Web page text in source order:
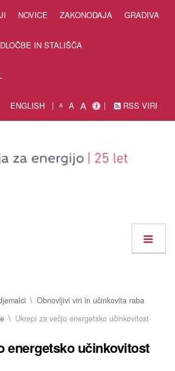
NOVICE ZAKONODAJA GRADIVA
IN STALIŠČA
ENGLISH A A A RSS VIRI
Obnovljivi viri in učinkovita raba
Ukrepi za večjo energetsko učinkovitost
energetsko učinkovitost